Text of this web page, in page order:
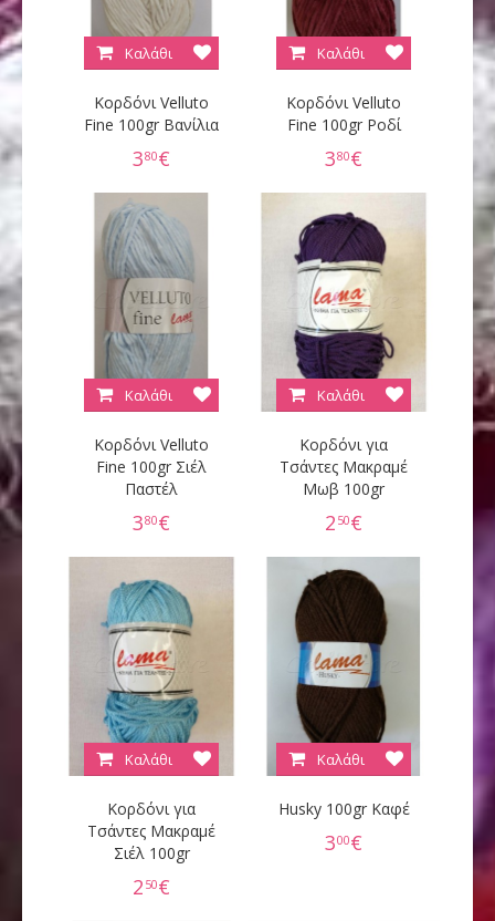
Κορδόνι Velluto
Fine 100gr Βανίλια
380€
Καλάθι
Κορδόνι Velluto
Fine 100gr Ροδί
380€
Καλάθι
Κορδόνι Velluto
Fine 100gr Σιέλ
Παστέλ
380€
Καλάθι
Κορδόνι για
Τσάντες Μακραμέ
Μωβ 100gr
2 50€
Καλάθι
Κορδόνι για
Τσάντες Μακραμέ
Σιέλ 100gr
2 50€
Καλάθι
Husky 100gr Καφέ
300€
Καλάθι